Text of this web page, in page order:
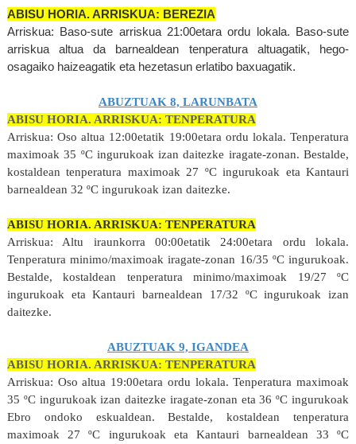
ABISU HORIA. ARRISKUA: BEREZIA
Arriskua: Baso-sute arriskua 21:00etara ordu lokala. Baso-sute
arriskua altua da barnealdean tenperatura altuagatik, hego-
osagaiko haizeagatik eta hezetasun erlatibo baxuagatik.
ABUZTUAK 8, LARUNBATA
ABISU HORIA. ARRISKUA: TENPERATURA
Arriskua: Oso altua 12:00etatik 19:00etara ordu lokala. Tenperatura
maximoak 35 ºC ingurukoak izan daitezke iragate-zonan. Bestalde,
kostaldean tenperatura maximoak 27 ºC ingurukoak eta Kantauri
barnealdean 32 ºC ingurukoak izan daitezke.
ABISU HORIA. ARRISKUA: TENPERATURA
Arriskua: Altu iraunkorra 00:00etatik 24:00etara ordu lokala.
Tenperatura minimo/maximoak iragate-zonan 16/35 ºC ingurukoak.
Bestalde, kostaldean tenperatura minimo/maximoak 19/27 ºC
ingurukoak eta Kantauri barnealdean 17/32 ºC ingurukoak izan
daitezke.
ABUZTUAK 9, IGANDEA
ABISU HORIA. ARRISKUA: TENPERATURA
Arriskua: Oso altua 19:00etara ordu lokala. Tenperatura maximoak
35 ºC ingurukoak izan daitezke iragate-zonan eta 36 ºC ingurukoak
Ebro ondoko eskualdean. Bestalde, kostaldean tenperatura
maximoak 27 ºC ingurukoak eta Kantauri barnealdean 33 ºC